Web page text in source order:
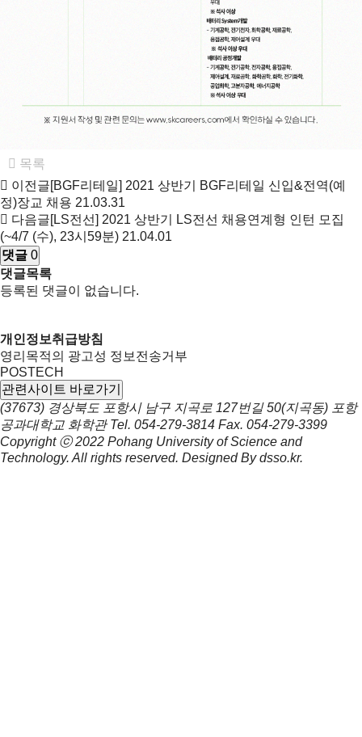
목록
이전글[BGF리테일] 2021 상반기 BGF리테일 신입&전역(예
정)장교 채용 21.03.31
다음글[LS전선] 2021 상반기 LS전선 채용연계형 인턴 모집
(~4/7 (수), 23시59분) 21.04.01
댓글 0
댓글목록
등록된 댓글이 없습니다.
개인정보취급방침
영리목적의 광고성 정보전송거부
POSTECH
관련사이트 바로가기
(37673) 경상북도 포항시 남구 지곡로 127번길 50(지곡동) 포항
공과대학교 화학관 Tel. 054-279-3814 Fax. 054-279-3399
Copyright ⓒ 2022 Pohang University of Science and
Technology.All rights reserved. Designed Bydsso.kr.